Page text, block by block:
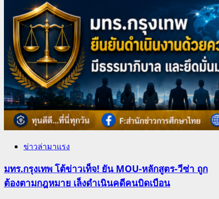
ข่าวล่ามาแรง
มทร.กรุงเทพ โต้ข่าวเท็จ! ยัน MOU-หลักสูตร-วีซ่า ถูก
ต้องตามกฎหมาย เล็งดำเนินคดีคนบิดเบือน